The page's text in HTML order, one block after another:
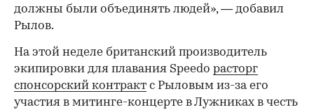
00:00 / 00:00
должны были объединять людей», — добавил
Рылов.
На этой неделе британский производитель
экипировки для плавания Speedo расторг
спонсорский контракт с Рыловым из-за его
участия в митинге-концерте в Лужниках в честь